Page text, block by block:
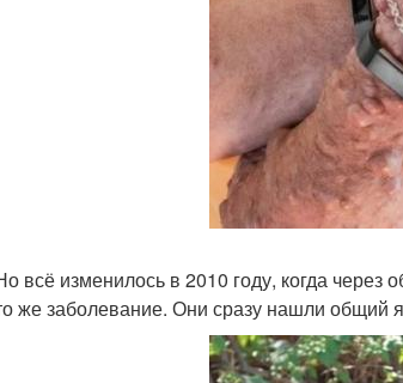
всё изменилось в 2010 году, когда
же заболевание. Они сразу нашли общий